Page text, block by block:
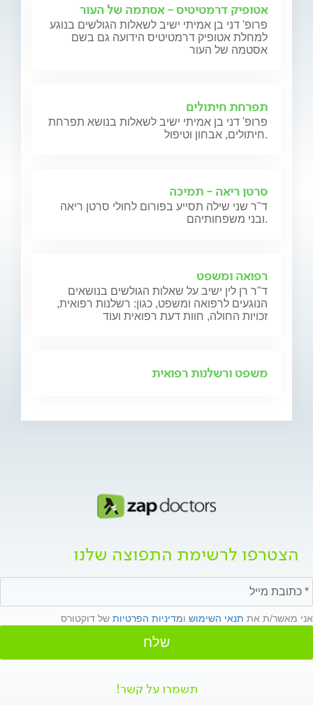
אטופיק דרמטיטיס - אסתמה של העור
פרופ' דני בן אמיתי ישיב לשאלות הגולשים בנוגע
למחלת אטופיק דרמטיטיס הידועה גם בשם
אסטמה של העור
תפרחת חיתולים
פרופ' דני בן אמיתי ישיב לשאלות בנושא תפרחת
חיתולים, אבחון וטיפול.
סרטן ריאה - תמיכה
ד"ר שני שילה תסייע בפורום לחולי סרטן ריאה
ובני משפחותיהם.
רפואה ומשפט
ד"ר רן לין ישיב על שאלות הגולשים בנושאים
הנוגעים לרפואה ומשפט, כגון: רשלנות רפואית,
זכויות החולה, חוות דעת רפואית ועוד
משפט ורשלנות רפואית
הצטרפו לרשימת התפוצה שלנו
אני מאשר/ת את תנאי השימוש ומדיניות הפרטיות של דוקטורס
שלח
תשמרו על קשר!